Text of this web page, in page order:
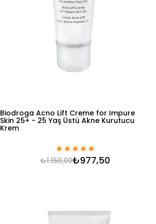
Biodroga Acno Lift Creme for Impure
Skin 25+ - 25 Yaş Üstü Akne Kurutucu
Krem
★★★★★
₺977,50
₺1.150,00